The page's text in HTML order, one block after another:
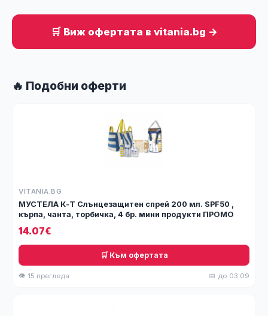
🛒 Виж офертата в vitania.bg →
🔥 Подобни оферти
VITANIA.BG
МУСТЕЛА К-Т Слънцезащитен спрей 200 мл. SPF50 ,
кърпа, чанта, торбичка, 4 бр. мини продукти ПРОМО
14.07€
🛒 Към офертата
👁 15 прегледа 📅 до 03.09